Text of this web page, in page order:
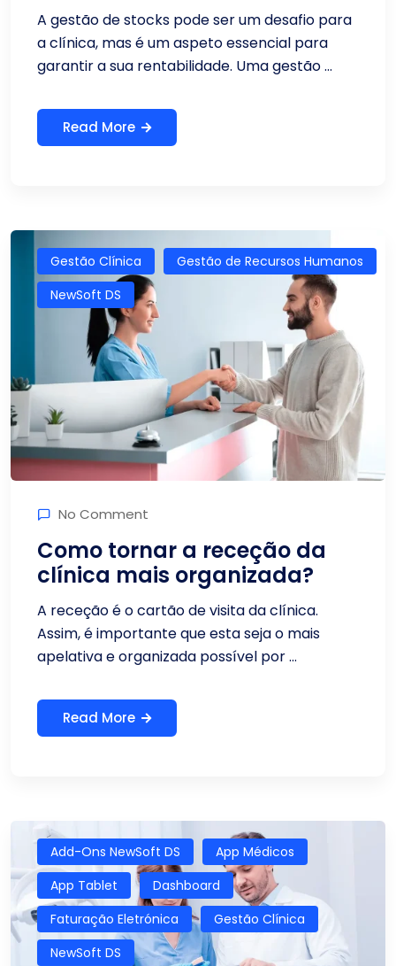
A gestão de stocks pode ser um desafio para
a clínica, mas é um aspeto essencial para
garantir a sua rentabilidade. Uma gestão ...
Read More
Gestão Clínica
Gestão de Recursos Humanos
NewSoft DS
No Comment
Como tornar a receção da
clínica mais organizada?
A receção é o cartão de visita da clínica.
Assim, é importante que esta seja o mais
apelativa e organizada possível por ...
Read More
Add-Ons NewSoft DS
App Médicos
App Tablet
Dashboard
Faturação Eletrónica
Gestão Clínica
NewSoft DS